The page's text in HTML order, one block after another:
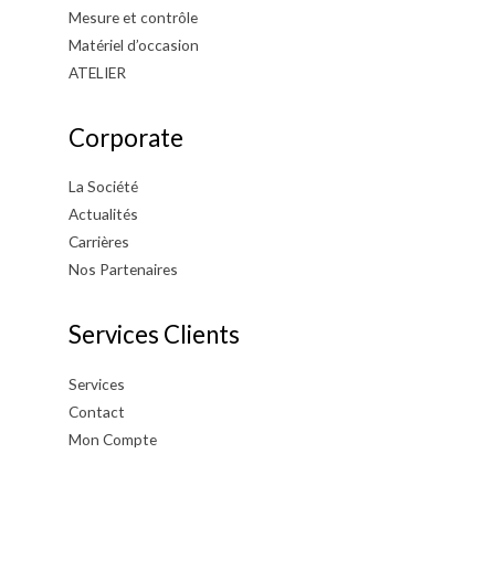
Mesure et contrôle
Matériel d’occasion
ATELIER
Corporate
La Société
Actualités
Carrières
Nos Partenaires
Services Clients
Services
Contact
Mon Compte